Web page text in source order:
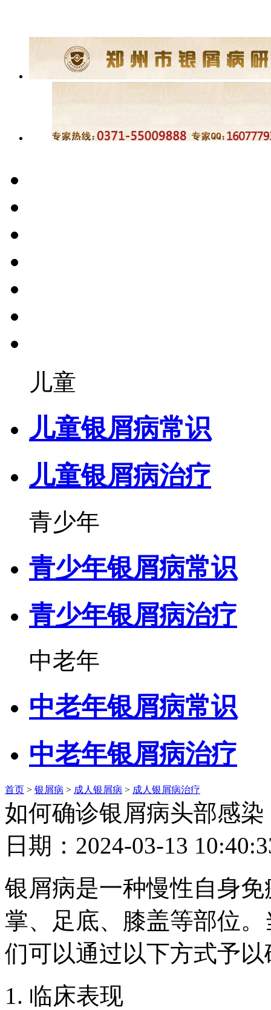
儿童
儿童银屑病常识
儿童银屑病治疗
青少年
青少年银屑病常识
青少年银屑病治疗
中老年
中老年银屑病常识
中老年银屑病治疗
首页 > 银屑病 > 成人银屑病 > 成人银屑病治疗
如何确诊银屑病头部感染
日期：2024-03-13
银屑病是一种慢性自身
掌、足底、膝盖等部位
们可以通过以下方式予以
1. 临床表现